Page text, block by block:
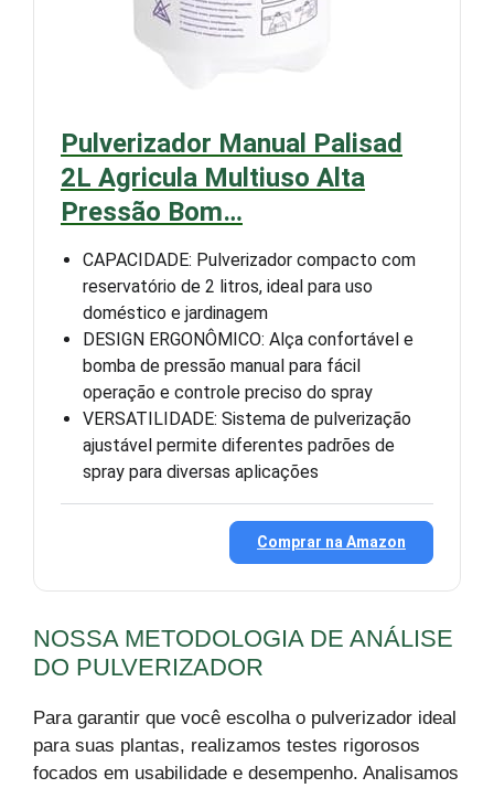
Pulverizador Manual Palisad
2L Agricula Multiuso Alta
Pressão Bom…
CAPACIDADE: Pulverizador compacto com
reservatório de 2 litros, ideal para uso
doméstico e jardinagem
DESIGN ERGONÔMICO: Alça confortável e
bomba de pressão manual para fácil
operação e controle preciso do spray
VERSATILIDADE: Sistema de pulverização
ajustável permite diferentes padrões de
spray para diversas aplicações
Comprar na Amazon
NOSSA METODOLOGIA DE ANÁLISE
DO PULVERIZADOR
Para garantir que você escolha o pulverizador ideal
para suas plantas, realizamos testes rigorosos
focados em usabilidade e desempenho. Analisamos